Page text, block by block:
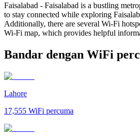
Faisalabad - Faisalabad is a bustling
to stay connected while exploring
Additionally, there are several Wi-Fi
Wi-Fi map, which provides helpful
Bandar dengan WiFi
Lahore
17,555 WiFi percuma